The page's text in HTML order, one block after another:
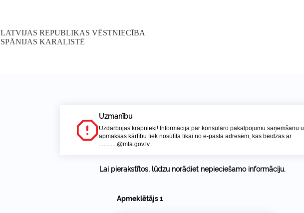
LATVIJAS REPUBLIKAS VĒSTNIECĪBA
SPĀNIJAS KARALISTĒ
Uzmanību
Uzdarbojas krāpnieki! Informācija par konsulāro pakalpojumu saņemšanu
apmaksas kārtību tiek nosūtīta tikai no e-pasta adresēm, kas beidzas ar
............@mfa.gov.lv
Lai pierakstītos, lūdzu norādiet nepieciešamo informāciju.
Apmeklētājs1